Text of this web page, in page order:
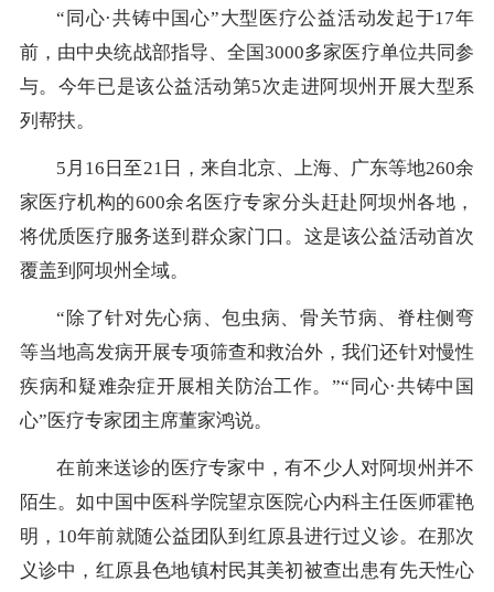
“同心·共铸中国心”大型医疗公益活动发起于17年
前，由中央统战部指导、全国3000多家医疗单位共同参
与。今年已是该公益活动第5次走进阿坝州开展大型系
列帮扶。
5月16日至21日，来自北京、上海、广东等地260余
家医疗机构的600余名医疗专家分头赶赴阿坝州各地，
将优质医疗服务送到群众家门口。这是该公益活动首次
覆盖到阿坝州全域。
“除了针对先心病、包虫病、骨关节病、脊柱侧弯
等当地高发病开展专项筛查和救治外，我们还针对慢性
疾病和疑难杂症开展相关防治工作。”“同心·共铸中国
心”医疗专家团主席董家鸿说。
在前来送诊的医疗专家中，有不少人对阿坝州并不
陌生。如中国中医科学院望京医院心内科主任医师霍艳
明，10年前就随公益团队到红原县进行过义诊。在那次
义诊中，红原县色地镇村民其美初被查出患有先天性心